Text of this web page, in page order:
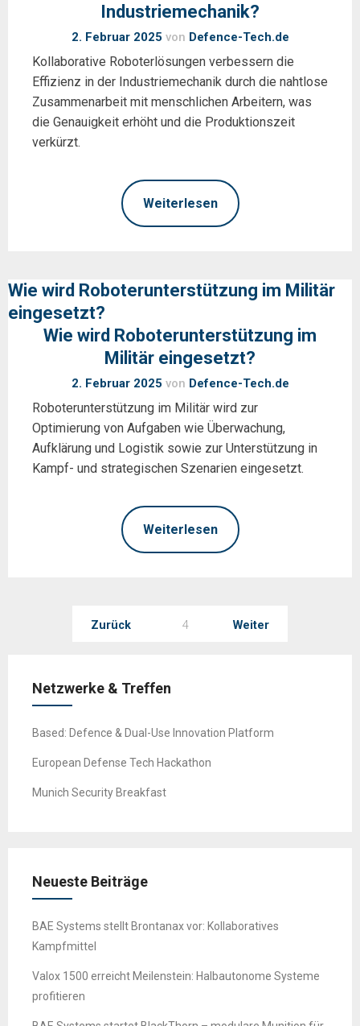
Industriemechanik?
2. Februar 2025 von Defence-Tech.de
Kollaborative Roboterlösungen verbessern die
Effizienz in der Industriemechanik durch die nahtlose
Zusammenarbeit mit menschlichen Arbeitern, was
die Genauigkeit erhöht und die Produktionszeit
verkürzt.
Weiterlesen
Wie wird Roboterunterstützung im Militär
eingesetzt?
Wie wird Roboterunterstützung im
Militär eingesetzt?
2. Februar 2025 von Defence-Tech.de
Roboterunterstützung im Militär wird zur
Optimierung von Aufgaben wie Überwachung,
Aufklärung und Logistik sowie zur Unterstützung in
Kampf- und strategischen Szenarien eingesetzt.
Weiterlesen
Seitennummerierung
Zurück 4 Weiter
Netzwerke & Treffen
Based: Defence & Dual-Use Innovation Platform
European Defense Tech Hackathon
Munich Security Breakfast
Neueste Beiträge
BAE Systems stellt Brontanax vor: Kollaboratives
Kampfmittel
Valox 1500 erreicht Meilenstein: Halbautonome Systeme
profitieren